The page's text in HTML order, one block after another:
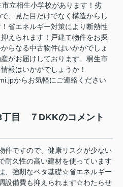
立相生小学校があります！劣
、見た目だけでなく構造からし
省エネルギー対策により断熱性
えられます！戸建て物件をお探
らなる中古物件はいかがでしょ
がお届けしております、桐生市
報はいかがでしょうか！
からお気軽にご連絡ください
丁目 ７DKKのコメント
件ですので、健康リスクが少ない
久性の高い建材を使っています
、強靭なベタ基礎☆省エネルギー
設備費も抑えられます☆わたらせ